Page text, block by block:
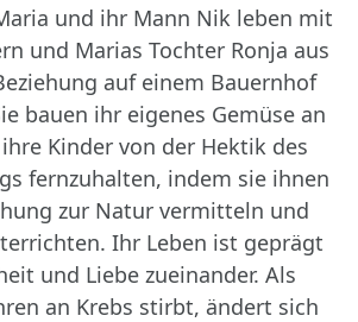
und ihr Mann Nik leben mit
und Marias Tochter Ronja aus
auf einem Bauernhof
bauen ihr eigenes Gemüse an
Kinder von der Hektik des
fernzuhalten, indem sie ihnen
zur Natur vermitteln und
Ihr Leben ist geprägt
und Liebe zueinander. Als
an Krebs stirbt, ändert sich